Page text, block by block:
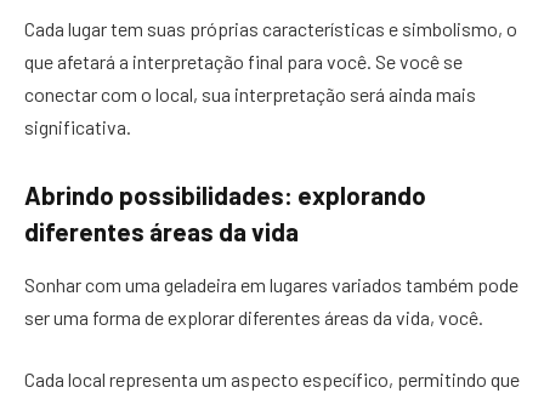
Cada lugar tem suas próprias características e simbolismo, o
que afetará a interpretação final para você. Se você se
conectar com o local, sua interpretação será ainda mais
significativa.
Abrindo possibilidades: explorando
diferentes áreas da vida
Sonhar com uma geladeira em lugares variados também pode
ser uma forma de explorar diferentes áreas da vida, você.
Cada local representa um aspecto específico, permitindo que